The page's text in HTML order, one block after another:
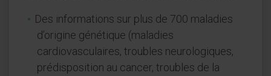
Des informations sur plus de 700 maladies
d’origine génétique (maladies
cardiovasculaires, troubles neurologiques,
prédisposition au cancer, troubles de la